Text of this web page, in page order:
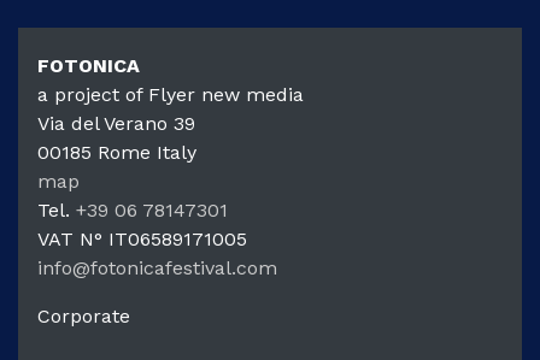
FOTONICA
a project of Flyer new media
Via del Verano 39
00185 Rome Italy
map
Tel. +39 06 78147301
VAT N° IT06589171005
info@fotonicafestival.com
Corporate